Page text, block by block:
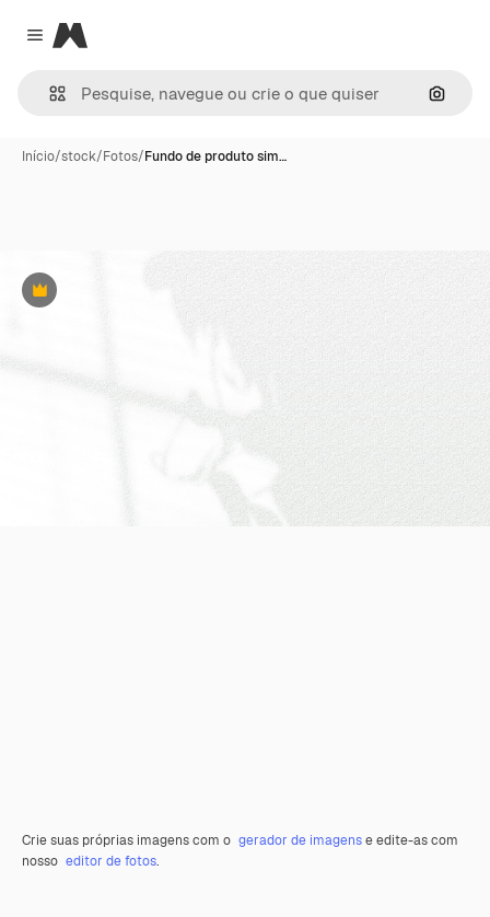
Close menu
Magnific
Início/stock/Fotos/Fundo de produto sim…
Premium
Crie suas próprias imagens com o gerador de imagense edite-as com
nosso editor de fotos.